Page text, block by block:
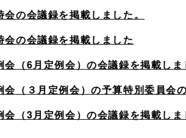
の会議録を掲載しました。
の会議録を掲載しました
（6月定例会）の会議録を掲載しま
（３月定例会）の予算特別委員会
（3月定例会）の会議録を掲載しま